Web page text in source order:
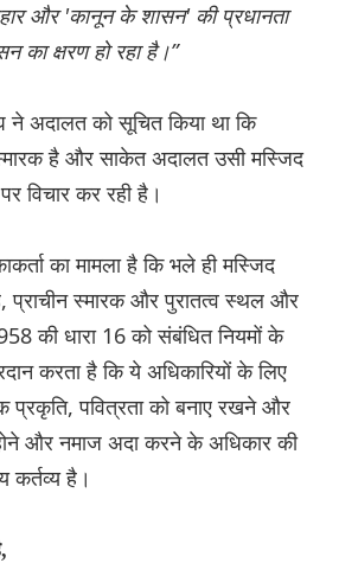
और 'कानून के शासन' की प्रधानता
का क्षरण हो रहा है।”
अदालत को सूचित किया था कि
है और साकेत अदालत उसी मस्जिद
विचार कर रही है।
का मामला है कि भले ही मस्जिद
प्राचीन स्मारक और पुरातत्व स्थल और
की धारा 16 को संबंधित नियमों के
करता है कि ये अधिकारियों के लिए
प्रकृति, पवित्रता को बनाए रखने और
और नमाज अदा करने के अधिकार की
कर्तव्य है।